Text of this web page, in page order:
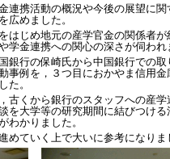
携活動の概況や今後の展望に関
広めました。
じめ地元の産学官金の関係者が
金連携への関心の深さが伺われ
行の保崎氏から中国銀行での取
事例を，３つ目におかやま信用
た。
くから銀行のスタッフへの産学
を大学等の研究期間に結びつけ
わかりました。
ていく上で大いに参考になりま